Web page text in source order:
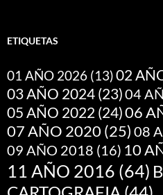
ETIQUETAS
01 AÑO 2026 (13)02
03 AÑO 2024(23)04
05 AÑO 2022 (24)06
07 AÑO 2020 (25) 08
09 AÑO 2018 (16) 10
11 AÑO 2016 (64)